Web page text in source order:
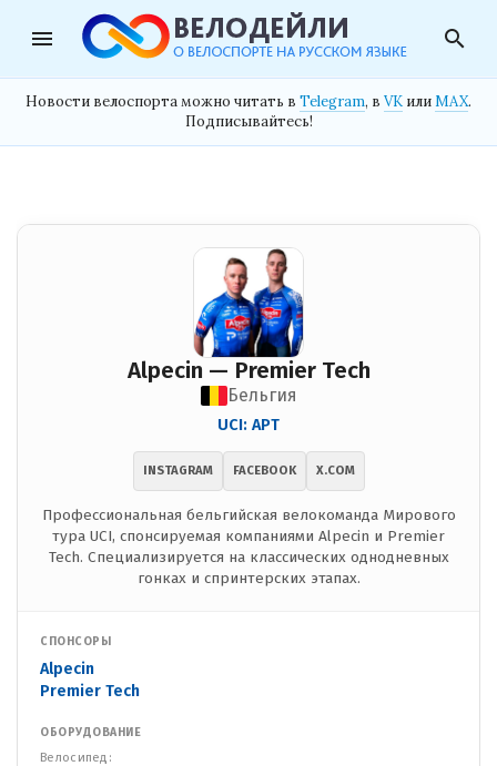
menu search
Новости велоспорта можно читать в Telegram, в VK илиMAX.
Подписывайтесь!
Alpecin — Premier Tech
Бельгия
UCI: APT
INSTAGRAM FACEBOOK X.COM
Профессиональная бельгийская велокоманда Мирового
тура UCI, спонсируемая компаниями Alpecin и Premier
Tech. Специализируется на классических однодневных
гонках и спринтерских этапах.
СПОНСОРЫ
Alpecin
Premier Tech
ОБОРУДОВАНИЕ
Велосипед: